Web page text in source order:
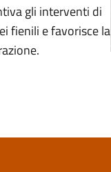
gli interventi di
fienili e favorisce la